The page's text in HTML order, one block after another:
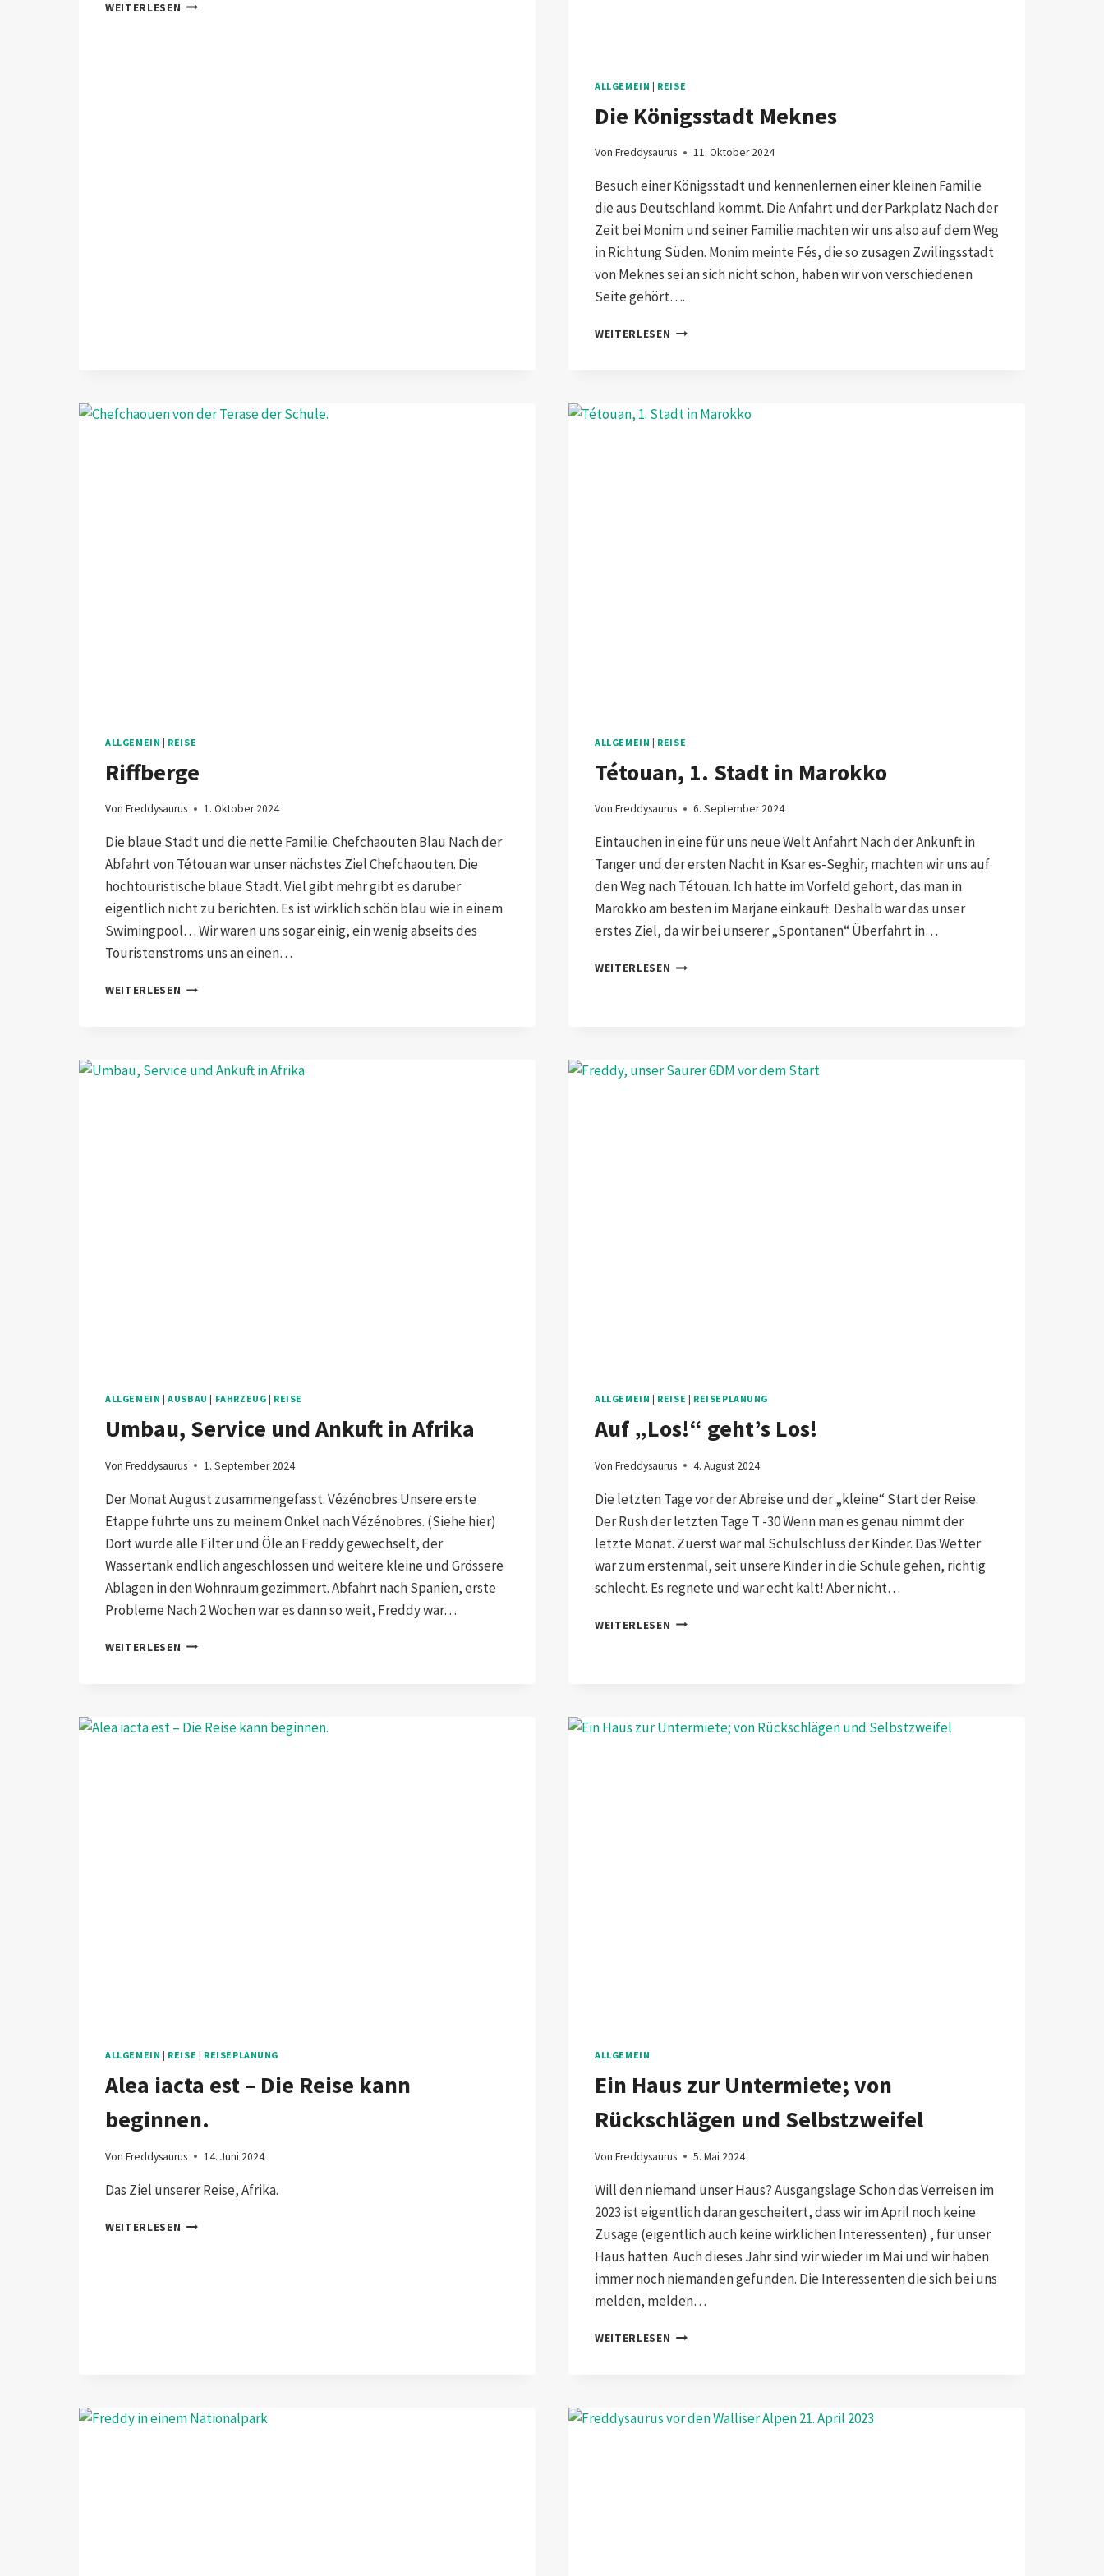
WEITERLESEN IFRAN,
ALLGEMEIN | REISE
Die Königsstadt Meknes
Von Freddysaurus 11. Oktober 2024
Besuch einer Königsstadt und kennenlernen einer kleinen Familie
die aus Deutschland kommt. Die Anfahrt und der Parkplatz Nach der
Zeit bei Monim und seiner Familie machten wir uns also auf dem Weg
in Richtung Süden. Monim meinte Fés, die so zusagen Zwilingsstadt
von Meknes sei an sich nicht schön, haben wir von verschiedenen
Seite gehört….
WEITERLESEN DIE
ALLGEMEIN | REISE
Riffberge
Von Freddysaurus 1. Oktober 2024
Die blaue Stadt und die nette Familie. Chefchaouten Blau Nach der
Abfahrt von Tétouan war unser nächstes Ziel Chefchaouten. Die
hochtouristische blaue Stadt. Viel gibt mehr gibt es darüber
eigentlich nicht zu berichten. Es ist wirklich schön blau wie in einem
Swimingpool… Wir waren uns sogar einig, ein wenig abseits des
Touristenstroms uns an einen…
WEITERLESEN RIFFBERGE
ALLGEMEIN | REISE
Tétouan, 1. Stadt in Marokko
Von Freddysaurus 6. September 2024
Eintauchen in eine für uns neue Welt Anfahrt Nach der Ankunft in
Tanger und der ersten Nacht in Ksar es-Seghir, machten wir uns auf
den Weg nach Tétouan. Ich hatte im Vorfeld gehört, das man in
Marokko am besten im Marjane einkauft. Deshalb war das unser
erstes Ziel, da wir bei unserer „Spontanen“ Überfahrt in…
WEITERLESEN TÉTOUAN,
ALLGEMEIN |AUSBAU | FAHRZEUG | REISE
Umbau, Service und Ankuft in Afrika
Von Freddysaurus 1. September 2024
Der Monat August zusammengefasst. Vézénobres Unsere erste
Etappe führte uns zu meinem Onkel nach Vézénobres. (Siehe hier)
Dort wurde alle Filter und Öle an Freddy gewechselt, der
Wassertank endlich angeschlossen und weitere kleine und Grössere
Ablagen in den Wohnraum gezimmert. Abfahrt nach Spanien, erste
Probleme Nach 2 Wochen war es dann so weit, Freddy war…
WEITERLESEN UMBAU,
AFRIKA
ALLGEMEIN | REISE | REISEPLANUNG
Auf „Los!“ geht’s Los!
Von Freddysaurus 4. August 2024
Die letzten Tage vor der Abreise und der „kleine“ Start der Reise.
Der Rush der letzten Tage T -30 Wenn man es genau nimmt der
letzte Monat. Zuerst war mal Schulschluss der Kinder. Das Wetter
war zum erstenmal, seit unsere Kinder in die Schule gehen, richtig
schlecht. Es regnete und war echt kalt! Aber nicht…
WEITERLESEN AUF
ALLGEMEIN | REISE | REISEPLANUNG
Alea iacta est – Die Reise kann
beginnen.
Von Freddysaurus 14. Juni 2024
Das Ziel unserer Reise, Afrika.
WEITERLESEN ALEA
ALLGEMEIN
Ein Haus zur Untermiete; von
Rückschlägen und Selbstzweifel
Von Freddysaurus 5. Mai 2024
Will den niemand unser Haus? Ausgangslage Schon das Verreisen im
2023 ist eigentlich daran gescheitert, dass wir im April noch keine
Zusage (eigentlich auch keine wirklichen Interessenten) , für unser
Haus hatten. Auch dieses Jahr sind wir wieder im Mai und wir haben
immer noch niemanden gefunden. Die Interessenten die sich bei uns
melden, melden…
WEITERLESEN EIN
RÜCKSCHLÄGEN